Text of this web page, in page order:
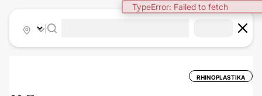
TypeError: Failed to fetch
RHINOPLASTIKA